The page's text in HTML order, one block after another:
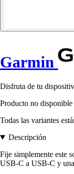
Garmin
Disfruta de tu
Producto no disponible
Todas las variantes
Descripción
Fije simplemente este
USB-C a USB-C y una